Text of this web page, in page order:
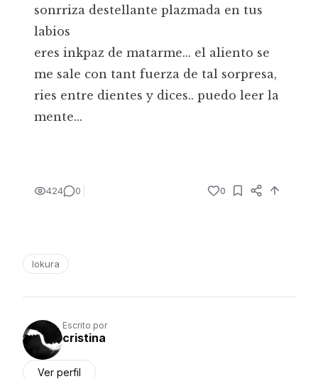
sonrriza destellante plazmada en tus
labios
eres inkpaz de matarme... el aliento se
me sale con tant fuerza de tal sorpresa,
ries entre dientes y dices.. puedo leer la
mente...
424 0 0
lokura
Escrito por
cristina
Ver perfil